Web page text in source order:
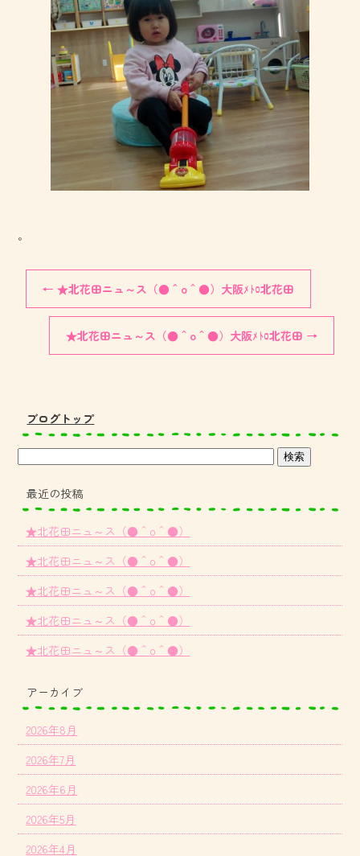
。
← ★北花田ニュ～ス（●＾o＾●）大阪ﾒﾄﾛ北花田
★北花田ニュ～ス（●＾o＾●）大阪ﾒﾄﾛ北花田 →
ブログトップ
最近の投稿
★北花田ニュ～ス（●＾o＾●）
★北花田ニュ～ス（●＾o＾●）
★北花田ニュ～ス（●＾o＾●）
★北花田ニュ～ス（●＾o＾●）
★北花田ニュ～ス（●＾o＾●）
アーカイブ
2026年8月
2026年7月
2026年6月
2026年5月
2026年4月